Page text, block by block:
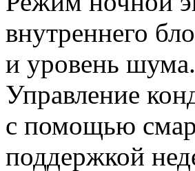
внутреннего
и уровень шума.
Управление
с помощью
поддержкой